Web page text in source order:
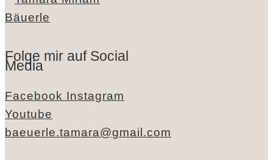
Folge mir auf Social
Media
Facebook Instagram
Youtube
baeuerle.tamara@gmail.com